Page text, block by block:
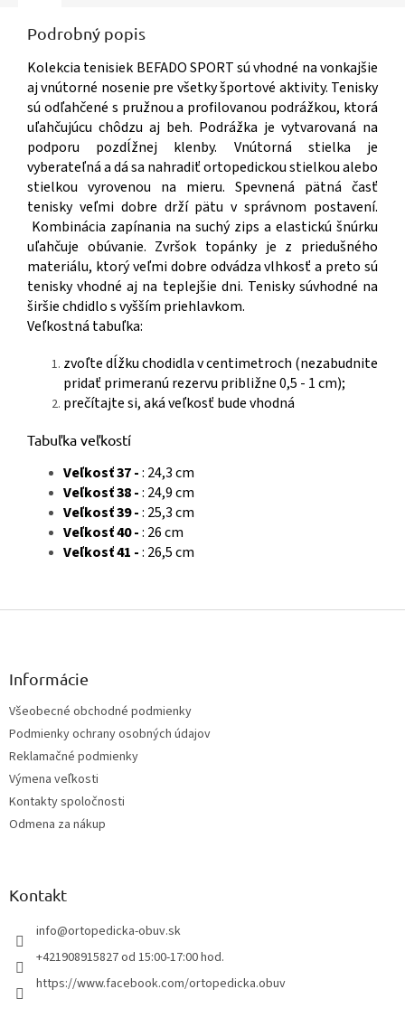
Podrobný popis
Kolekcia tenisiek BEFADO SPORT sú vhodné na vonkajšie
aj vnútorné nosenie pre všetky športové aktivity. Tenisky
sú odľahčené s pružnou a profilovanou podrážkou, ktorá
uľahčujúcu chôdzu aj beh. Podrážka je vytvarovaná na
podporu pozdĺžnej klenby. Vnútorná stielka je
vyberateľná a dá sa nahradiť ortopedickou stielkou alebo
stielkou vyrovenou na mieru. Spevnená pätná časť
tenisky veľmi dobre drží pätu v správnom postavení.
Kombinácia zapínania na suchý zips a elastickú šnúrku
uľahčuje obúvanie. Zvršok topánky je z priedušného
materiálu, ktorý veľmi dobre odvádza vlhkosť a preto sú
tenisky vhodné aj na teplejšie dni. Tenisky súvhodné na
širšie chdidlo s vyšším priehlavkom.
Veľkostná tabuľka:
zvoľte dĺžku chodidla v centimetroch (nezabudnite
pridať primeranú rezervu približne 0,5 - 1 cm);
prečítajte si, aká veľkosť bude vhodná
Tabuľka veľkostí
Veľkosť 37 -: 24,3 cm
Veľkosť 38 -: 24,9 cm
Veľkosť 39 -: 25,3 cm
Veľkosť 40 -: 26 cm
Veľkosť 41 -: 26,5 cm
Informácie
Všeobecné obchodné podmienky
Podmienky ochrany osobných údajov
Reklamačné podmienky
Výmena veľkosti
Kontakty spoločnosti
Odmena za nákup
Kontakt
info@ortopedicka-obuv.sk
+421908915827 od 15:00-17:00 hod.
https://www.facebook.com/ortopedicka.obuv